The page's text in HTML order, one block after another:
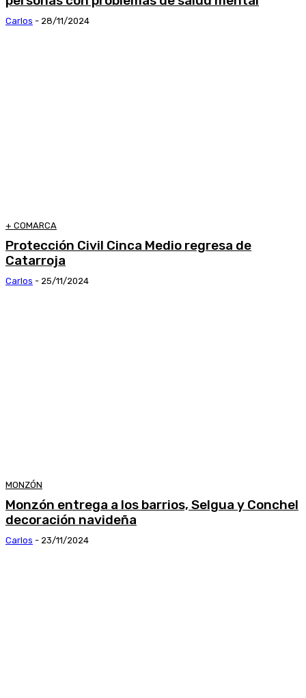
Carlos - 28/11/2024
+ COMARCA
Protección Civil Cinca Medio regresa de
Catarroja
Carlos - 25/11/2024
MONZÓN
Monzón entrega a los barrios, Selgua y Conchel
decoración navideña
Carlos - 23/11/2024